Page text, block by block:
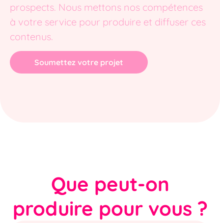
prospects. Nous mettons nos compétences
à votre service pour produire et diffuser ces
contenus.
Soumettez votre projet
Que peut-on
produire pour vous ?